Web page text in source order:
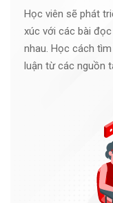
Học viên sẽ phát
xúc với các bài
nhau. Học cách
luận từ các nguồn